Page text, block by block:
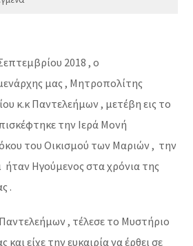
2018 , ο
μας , Μητροπολίτης
κ.κ Παντελεήμων , μετέβη εις το
την Ιερά Μονή
του Οικισμού των Μαριών , την
ήταν Ηγούμενος στα χρόνια της
.
, τέλεσε το Μυστήριο
και είχε την ευκαιρία να έρθει σε